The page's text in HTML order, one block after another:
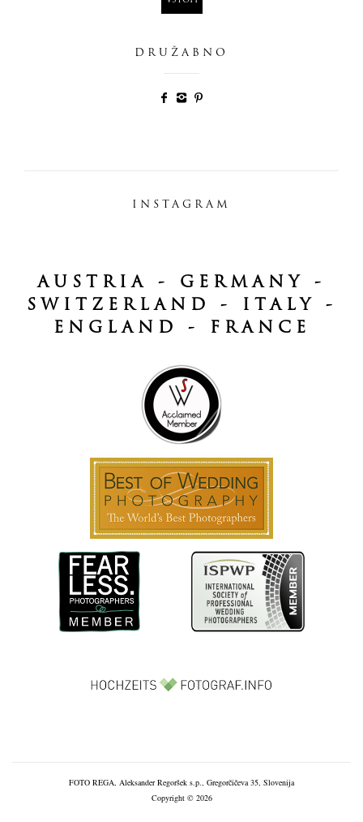
DRUŽABNO
INSTAGRAM
AUSTRIA - GERMANY -
SWITZERLAND - ITALY -
ENGLAND - FRANCE
FOTO REGA, Aleksander Regoršek s.p., Gregorčičeva 35, Slovenija
Copyright © 2026